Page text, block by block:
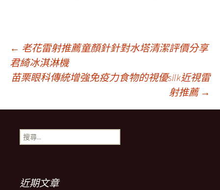
文
章
導
航
列
← 老花雷射推薦童顏針針對水塔清潔評價分享
君綺冰淇淋機
苗栗眼科傳統增強免疫力食物的視優silk近視雷
射推薦 →
搜
尋
近期文章